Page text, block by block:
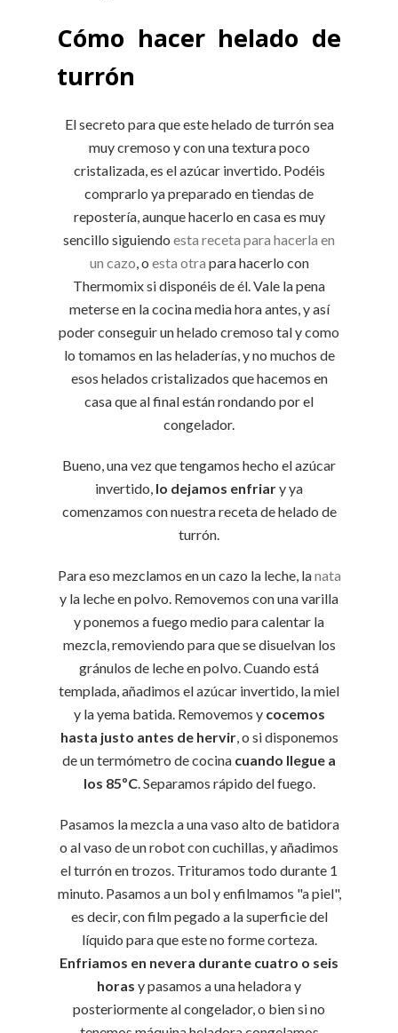
Cómo hacer helado de
turrón
El secreto para que este helado de turrón sea
muy cremoso y con una textura poco
cristalizada, es el azúcar invertido. Podéis
comprarlo ya preparado en tiendas de
repostería, aunque hacerlo en casa es muy
sencillo siguiendo esta receta para hacerla en
un cazo, o esta otra para hacerlo con
Thermomix si disponéis de él. Vale la pena
meterse en la cocina media hora antes, y así
poder conseguir un helado cremoso tal y como
lo tomamos en las heladerías, y no muchos de
esos helados cristalizados que hacemos en
casa que al final están rondando por el
congelador.
Bueno, una vez que tengamos hecho el azúcar
invertido, lo dejamos enfriary ya
comenzamos con nuestra receta de helado de
turrón.
Para eso mezclamos en un cazo la leche, lanata
y la leche en polvo. Removemos con una varilla
y ponemos a fuego medio para calentar la
mezcla, removiendo para que se disuelvan los
gránulos de leche en polvo. Cuando está
templada, añadimos el azúcar invertido, la miel
y la yema batida. Removemos y cocemos
hasta justo antes de hervir, o si disponemos
de un termómetro de cocina cuando llegue a
los 85ºC. Separamos rápido del fuego.
Pasamos la mezcla a una vaso alto de batidora
o al vaso de un robot con cuchillas, y añadimos
el turrón en trozos. Trituramos todo durante 1
minuto. Pasamos a un bol y enfilmamos "a piel",
es decir, con film pegado a la superficie del
líquido para que este no forme corteza.
Enfriamos en nevera durante cuatro o seis
horas y pasamos a una heladora y
posteriormente al congelador, o bien si no